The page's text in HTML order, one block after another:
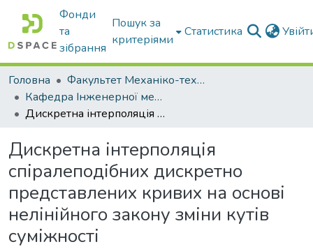
Фонди
та
зібрання
Пошук за
критеріями
Статистика
Головна
Факультет Механіко-технологічний
Кафедра Інженерної механіки та комп'ютерного проектування
Дискретна інтерполяція спіралеподібних дискретно представлених кривих на основі нелінійного закону зміни кутів суміжності
Дискретна інтерполяція
спіралеподібних дискретно
представлених кривих на основі
нелінійного закону зміни кутів
суміжності